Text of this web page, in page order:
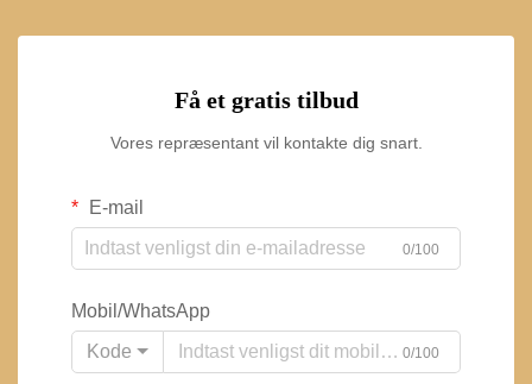
Få et gratis tilbud
Vores repræsentant vil kontakte dig snart.
E-mail
0/100
Mobil/WhatsApp
Kode
0/100